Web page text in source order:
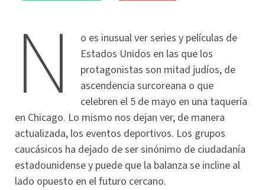
N
o es inusual ver series y películas de
Estados Unidos en las que los
protagonistas son mitad judíos, de
ascendencia surcoreana o que
celebren el 5 de mayo en una taquería
en Chicago. Lo mismo nos dejan ver, de manera
actualizada, los eventos deportivos. Los grupos
caucásicos ha dejado de ser sinónimo de ciudadanía
estadounidense y puede que la balanza se incline al
lado opuesto en el futuro cercano.